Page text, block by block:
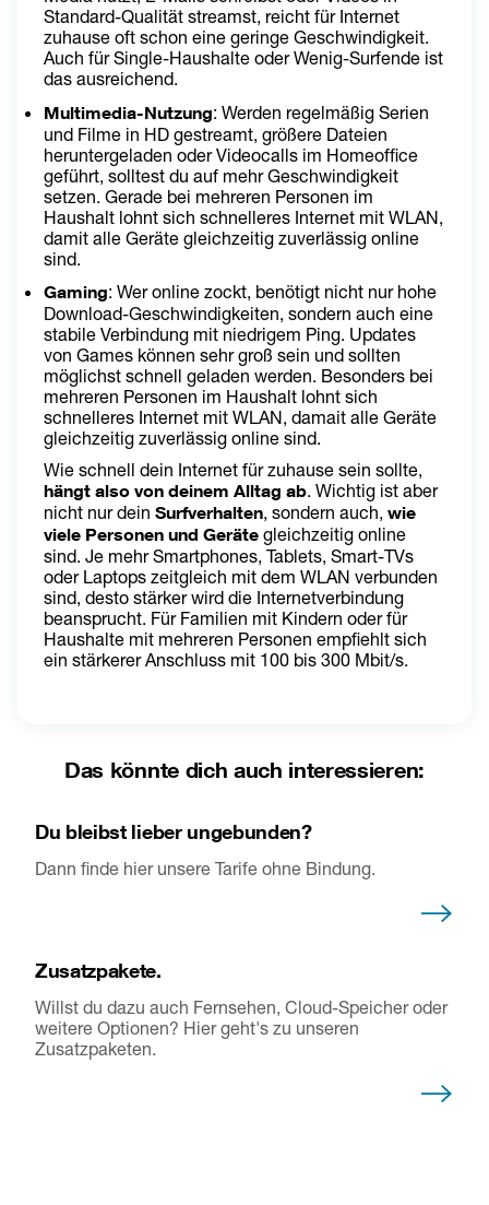
Standard-Qualität streamst, reicht für Internet
zuhause oft schon eine geringe Geschwindigkeit.
Auch für Single-Haushalte oder Wenig-Surfende ist
das ausreichend.
Multimedia-Nutzung: Werden regelmäßig Serien
und Filme in HD gestreamt, größere Dateien
heruntergeladen oder Videocalls im Homeoffice
geführt, solltest du auf mehr Geschwindigkeit
setzen. Gerade bei mehreren Personen im
Haushalt lohnt sich schnelleres Internet mit WLAN,
damit alle Geräte gleichzeitig zuverlässig online
sind.
Gaming: Wer online zockt, benötigt nicht nur hohe
Download-Geschwindigkeiten, sondern auch eine
stabile Verbindung mit niedrigem Ping. Updates
von Games können sehr groß sein und sollten
möglichst schnell geladen werden. Besonders bei
mehreren Personen im Haushalt lohnt sich
schnelleres Internet mit WLAN, damait alle Geräte
gleichzeitig zuverlässig online sind.
hängt also von deinem Alltag ab. Wichtig ist aber
nicht nur dein Surfverhalten, sondern auch, wie
viele Personen und Geräte gleichzeitig online
sind. Je mehr Smartphones, Tablets, Smart-TVs
oder Laptops zeitgleich mit dem WLAN verbunden
sind, desto stärker wird die Internetverbindung
beansprucht. Für Familien mit Kindern oder für
Haushalte mit mehreren Personen empfiehlt sich
ein stärkerer Anschluss mit 100 bis 300 Mbit/s.
Das könnte dich auch interessieren:
Du bleibst lieber ungebunden?
Dann finde hier unsere Tarife ohne Bindung.
Zusatzpakete.
Willst du dazu auch Fernsehen, Cloud-Speicher oder
weitere Optionen? Hier geht's zu unseren
Zusatzpaketen.